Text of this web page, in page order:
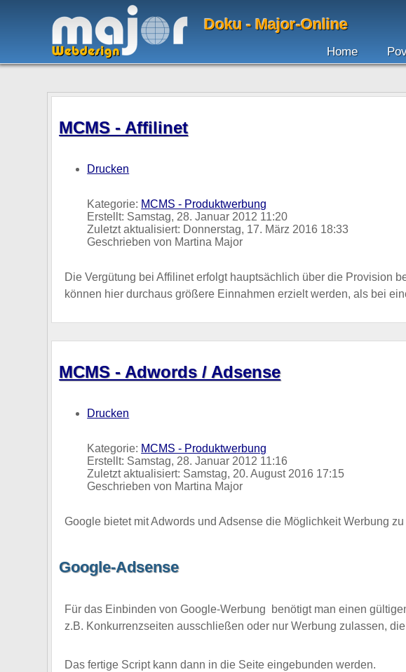
Doku - Major-Online
Home
MCMS - Affilinet
Drucken
Kategorie: MCMS - Produktwerbung
Erstellt: Samstag, 28. Januar 2012 11:20
Zuletzt aktualisiert: Donnerstag, 17. März 2016 18:33
Geschrieben von Martina Major
Die Vergütung bei Affilinet erfolgt hauptsächlich über die Provision
können hier durchaus größere Einnahmen erzielt werden, als bei
MCMS - Adwords / Adsense
Drucken
Kategorie: MCMS - Produktwerbung
Erstellt: Samstag, 28. Januar 2012 11:16
Zuletzt aktualisiert: Samstag, 20. August 2016 17:15
Geschrieben von Martina Major
Google bietet mit Adwords und Adsense die Möglichkeit Werbung
Google-Adsense
Für das Einbinden von Google-Werbung benötigt man einen
z.B. Konkurrenzseiten ausschließen oder nur Werbung zulassen,
Das fertige Script kann dann in die Seite eingebunden werden.